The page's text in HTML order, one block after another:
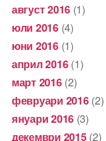
август 2016 (1)
юли 2016(4)
юни 2016(1)
април 2016(1)
март 2016(2)
февруари 2016(2)
януари 2016 (3)
декември 2015(2)